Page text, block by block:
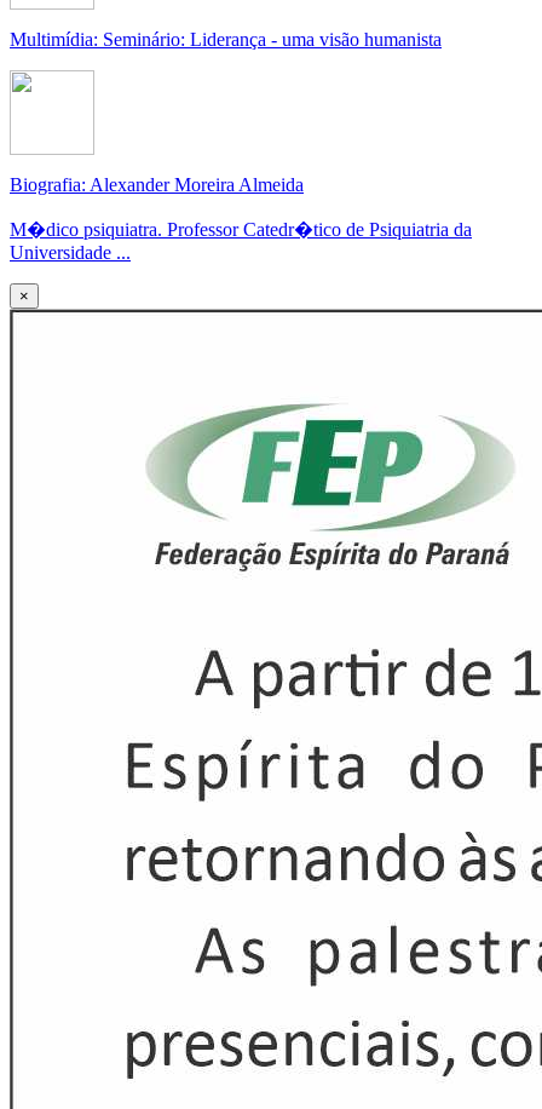
Multimídia: Seminário: Liderança - uma visão humanista
Biografia: Alexander Moreira Almeida
M�dico psiquiatra. Professor Catedr�tico de Psiquiatria da
Universidade ...
×